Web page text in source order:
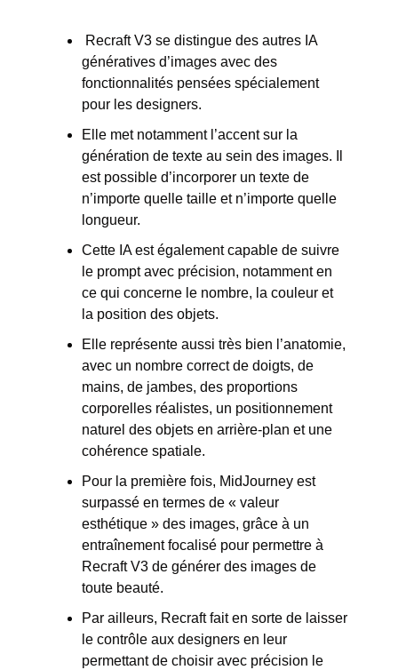
Recraft V3 se distingue des autres IA
génératives d’images avec des
fonctionnalités pensées spécialement
pour les designers.
Elle met notamment l’accent sur la
génération de texte au sein des images. Il
est possible d’incorporer un texte de
n’importe quelle taille et n’importe quelle
longueur.
Cette IA est également capable de suivre
le prompt avec précision, notamment en
ce qui concerne le nombre, la couleur et
la position des objets.
Elle représente aussi très bien l’anatomie,
avec un nombre correct de doigts, de
mains, de jambes, des proportions
corporelles réalistes, un positionnement
naturel des objets en arrière-plan et une
cohérence spatiale.
Pour la première fois, MidJourney est
surpassé en termes de « valeur
esthétique » des images, grâce à un
entraînement focalisé pour permettre à
Recraft V3 de générer des images de
toute beauté.
Par ailleurs, Recraft fait en sorte de laisser
le contrôle aux designers en leur
permettant de choisir avec précision le